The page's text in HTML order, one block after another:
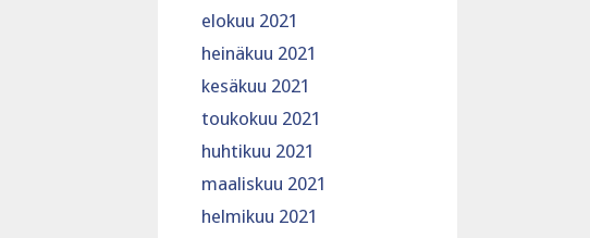
elokuu 2021
heinäkuu 2021
kesäkuu 2021
toukokuu 2021
huhtikuu 2021
maaliskuu 2021
helmikuu 2021